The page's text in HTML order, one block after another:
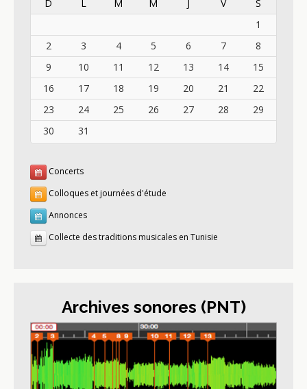
D L M M V
S
1
2
3 4 5 6 7
8
9
10 11 12 13 14
15
16
17 18 19 20 21
22
23
24 25 26 27 28
29
30
31
Concerts
Colloques et journées d'étude
Annonces
Collecte des traditions musicales en Tunisie
Archives sonores (PNT)